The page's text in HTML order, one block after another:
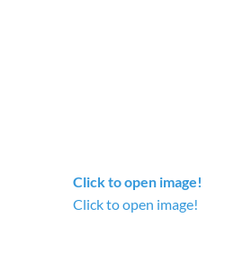
Click to open image!
Click to open image!